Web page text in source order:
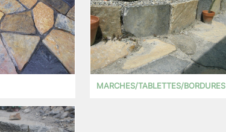
MARCHES/TABLETTES/BORDURES